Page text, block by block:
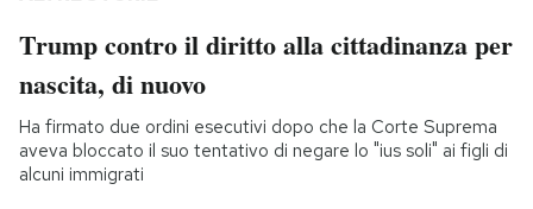
Trump contro il diritto alla cittadinanza per
nascita, di nuovo
Ha firmato due ordini esecutivi dopo che la Corte Suprema
aveva bloccato il suo tentativo di negare lo "ius soli" ai figli di
alcuni immigrati